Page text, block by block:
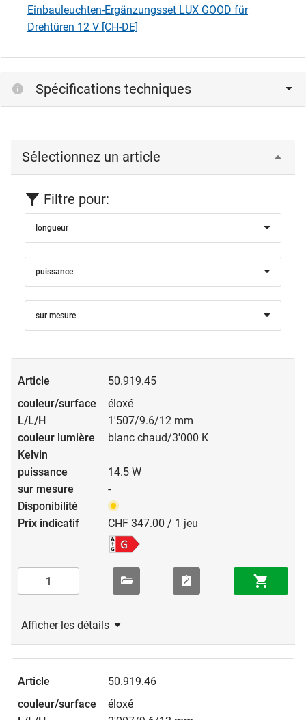
Einbauleuchten-Ergänzungsset LUX GOOD für
Drehtüren 12 V [CH-DE]
Spécifications techniques
Sélectionnez un article
Filtre pour:
longueur
puissance
sur mesure
50.919.45
éloxé
1'507/9.6/12 mm
blanc chaud/3'000 K
14.5 W
-
CHF 347.00 / 1 jeu
Afficher les détails
50.919.46
éloxé